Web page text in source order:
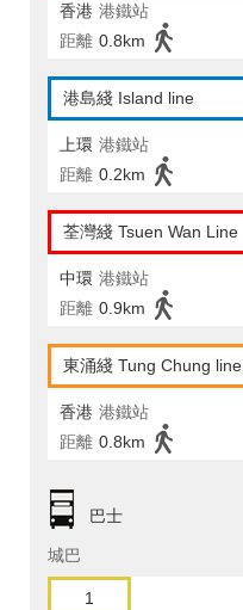
香港 港鐵站
距離 0.8km
港島綫 Island line
上環 港鐵站
距離 0.2km
荃灣綫 Tsuen Wan Line
中環 港鐵站
距離 0.9km
東涌綫 Tung Chung line
香港 港鐵站
距離 0.8km
巴士
城巴
1